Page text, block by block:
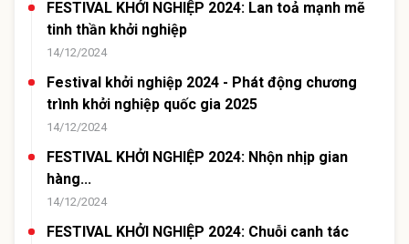
FESTIVAL KHỞI NGHIỆP 2024: Lan toả mạnh mẽ
tinh thần khởi nghiệp
14/12/2024
Festival khởi nghiệp 2024 - Phát động chương
trình khởi nghiệp quốc gia 2025
14/12/2024
FESTIVAL KHỞI NGHIỆP 2024: Nhộn nhịp gian
hàng...
14/12/2024
FESTIVAL KHỞI NGHIỆP 2024: Chuỗi canh tác